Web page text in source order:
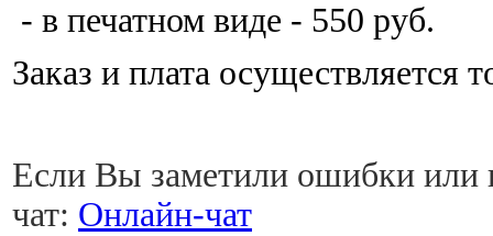
- в печатном виде - 550 руб.
Заказ и плата осуществляется
Если Вы заметили ошибки или
чат: Онлайн-чат